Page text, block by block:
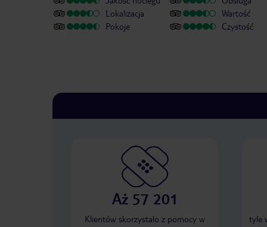
Lokalizacja
Pokoje
Wartość
Czystość
Aż 57 201
Klientów skorzystało z pomocy w
tyle